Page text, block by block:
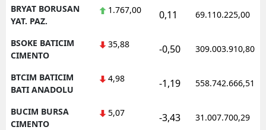
BRYAT BORUSAN
YAT. PAZ.
1.767,00 0,11 69.110.225,00
BSOKE BATICIM
CIMENTO
35,88 -0,50 309.003.910,80
BTCIM BATICIM
BATI ANADOLU
4,98 -1,19 558.742.666,51
BUCIM BURSA
CIMENTO
5,07 -3,43 31.007.700,29